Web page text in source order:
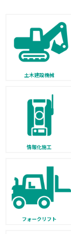
土木建設機械
情報化施工
フォークリフト